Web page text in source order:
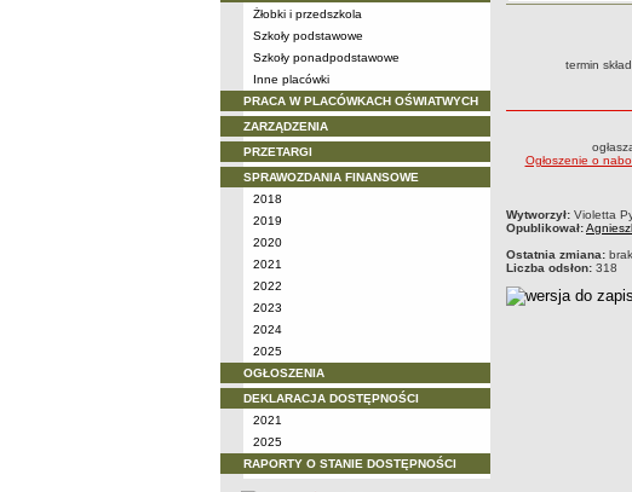
Żłobki i przedszkola
Szkoły podstawowe
Szkoły ponadpodstawowe
Inne placówki
PRACA W PLACÓWKACH OŚWIATWYCH
ZARZĄDZENIA
PRZETARGI
SPRAWOZDANIA FINANSOWE
2018
2019
2020
2021
2022
2023
2024
2025
OGŁOSZENIA
DEKLARACJA DOSTĘPNOŚCI
2021
2025
RAPORTY O STANIE DOSTĘPNOŚCI
termin
Ogłoszenie o
metryczka
Wytworzył: Violetta
Opublikował:
Ostatnia zmiana:
Liczba odsłon: 318